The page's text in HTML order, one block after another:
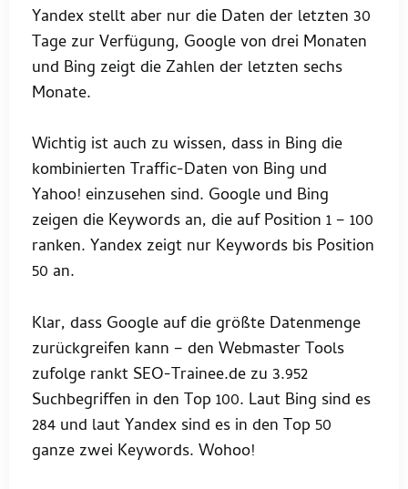
Yandex stellt aber nur die Daten der letzten 30
Tage zur Verfügung, Google von drei Monaten
und Bing zeigt die Zahlen der letzten sechs
Monate.
Wichtig ist auch zu wissen, dass in Bing die
kombinierten Traffic-Daten von Bing und
Yahoo! einzusehen sind. Google und Bing
zeigen die Keywords an, die auf Position 1 – 100
ranken. Yandex zeigt nur Keywords bis Position
50 an.
Klar, dass Google auf die größte Datenmenge
zurückgreifen kann – den Webmaster Tools
zufolge rankt SEO-Trainee.de zu 3.952
Suchbegriffen in den Top 100. Laut Bing sind es
284 und laut Yandex sind es in den Top 50
ganze zwei Keywords. Wohoo!